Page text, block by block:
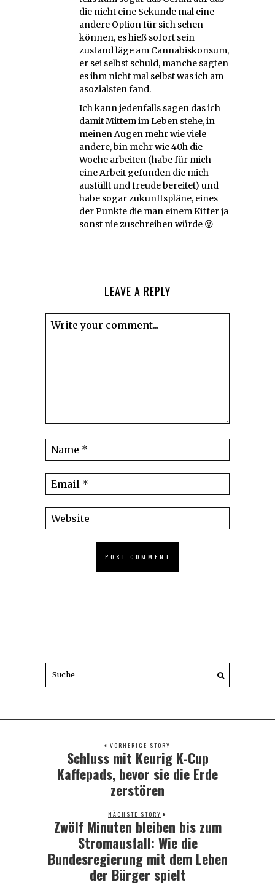
die nicht eine Sekunde mal eine
andere Option für sich sehen
können, es hieß sofort sein
zustand läge am Cannabiskonsum,
er sei selbst schuld, manche sagten
es ihm nicht mal selbst was ich am
asozialsten fand.
Ich kann jedenfalls sagen das ich
damit Mittem im Leben stehe, in
meinen Augen mehr wie viele
andere, bin mehr wie 40h die
Woche arbeiten (habe für mich
eine Arbeit gefunden die mich
ausfüllt und freude bereitet) und
habe sogar zukunftspläne, eines
der Punkte die man einem Kiffer ja
sonst nie zuschreiben würde 😛
LEAVE A REPLY
VORHERIGE STORY
Previous
Schluss mit Keurig K-Cup
Kaffepads, bevor sie die Erde
zerstören
NÄCHSTE STORY
Next
post:
Zwölf Minuten bleiben bis zum
Stromausfall: Wie die
Bundesregierung mit dem Leben
der Bürger spielt